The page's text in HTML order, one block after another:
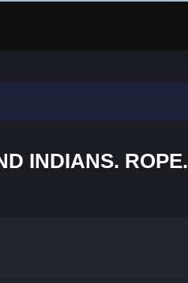
INDIANS. ROPE.